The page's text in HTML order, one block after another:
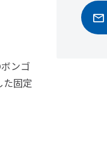
ンゴ
た固定